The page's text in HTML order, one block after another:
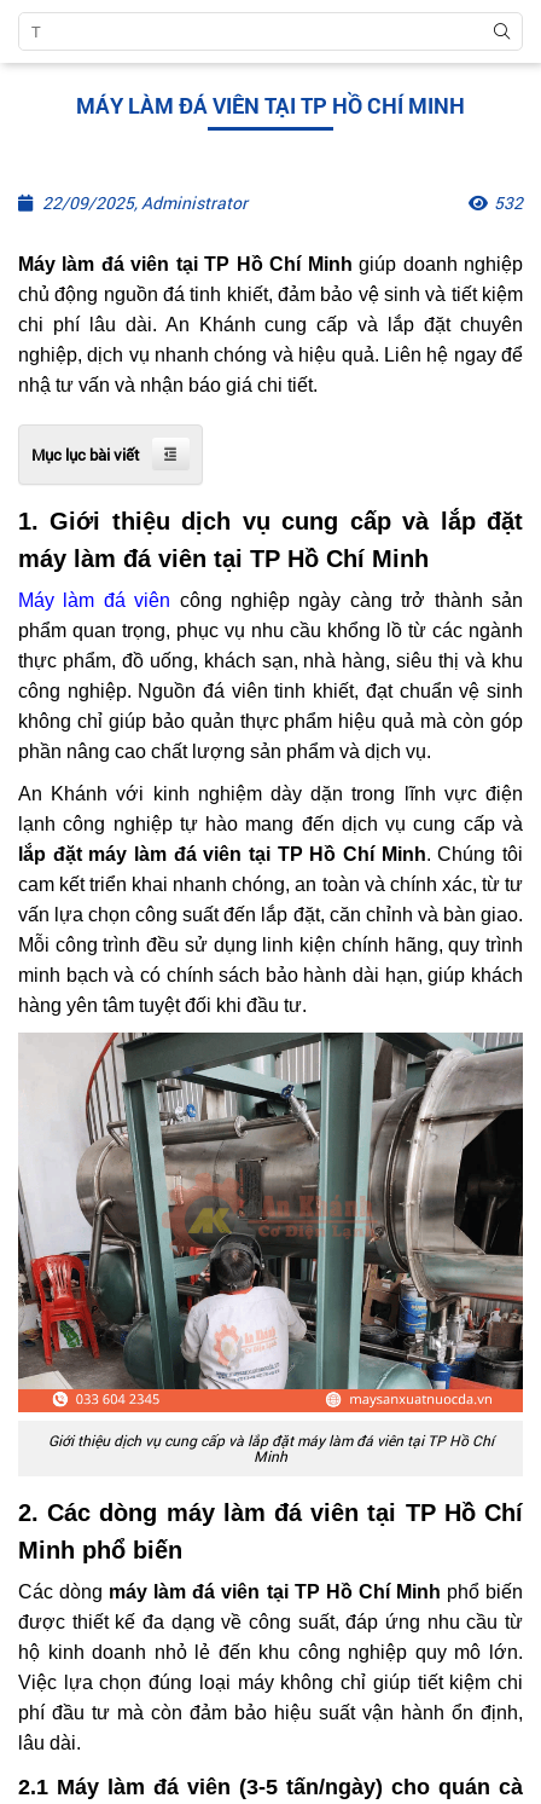
MÁY LÀM ĐÁ VIÊN TẠI TP HỒ CHÍ MINH
22/09/2025, Administrator 532
Máy làm đá viên tại TP Hồ Chí Minhgiúp doanh nghiệp
chủ động nguồn đá tinh khiết, đảm bảo vệ sinh và tiết kiệm
chi phí lâu dài. An Khánh cung cấp và lắp đặt chuyên
nghiệp, dịch vụ nhanh chóng và hiệu quả. Liên hệ ngay để
nhậ tư vấn và nhận báo giá chi tiết.
Mục lục bài viết
1. Giới thiệu dịch vụ cung cấp và lắp đặt
máy làm đá viên tại TP Hồ Chí Minh
Máy làm đá viên công nghiệp ngày càng trở thành sản
phẩm quan trọng, phục vụ nhu cầu khổng lồ từ các ngành
thực phẩm, đồ uống, khách sạn, nhà hàng, siêu thị và khu
công nghiệp. Nguồn đá viên tinh khiết, đạt chuẩn vệ sinh
không chỉ giúp bảo quản thực phẩm hiệu quả mà còn góp
phần nâng cao chất lượng sản phẩm và dịch vụ.
An Khánh với kinh nghiệm dày dặn trong lĩnh vực điện
lạnh công nghiệp tự hào mang đến dịch vụ cung cấp và
lắp đặt máy làm đá viên tại TP Hồ Chí Minh. Chúng tôi
cam kết triển khai nhanh chóng, an toàn và chính xác, từ tư
vấn lựa chọn công suất đến lắp đặt, căn chỉnh và bàn giao.
Mỗi công trình đều sử dụng linh kiện chính hãng, quy trình
minh bạch và có chính sách bảo hành dài hạn, giúp khách
hàng yên tâm tuyệt đối khi đầu tư.
Giới thiệu dịch vụ cung cấp và lắp đặt máy làm đá viên tại TP Hồ Chí
Minh
2. Các dòng máy làm đá viên tại TP Hồ Chí
Minh phổ biến
Các dòng máy làm đá viên tại TP Hồ Chí Minh phổ biến
được thiết kế đa dạng về công suất, đáp ứng nhu cầu từ
hộ kinh doanh nhỏ lẻ đến khu công nghiệp quy mô lớn.
Việc lựa chọn đúng loại máy không chỉ giúp tiết kiệm chi
phí đầu tư mà còn đảm bảo hiệu suất vận hành ổn định,
lâu dài.
2.1 Máy làm đá viên (3-5 tấn/ngày) cho quán cà